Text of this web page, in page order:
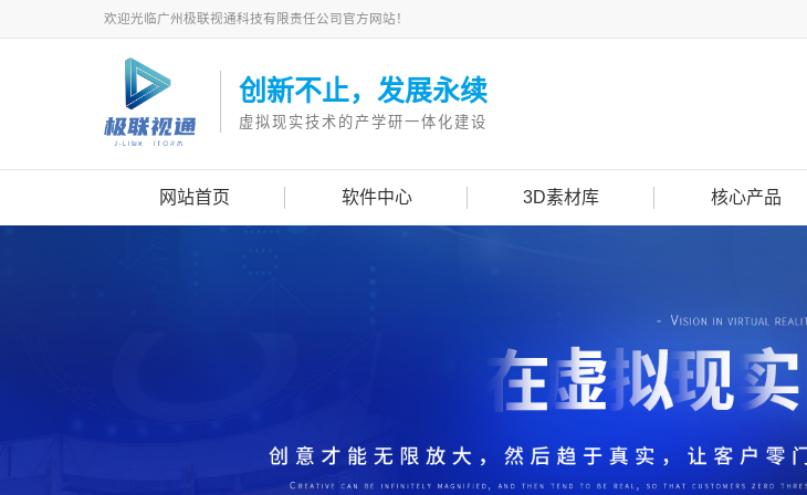
欢迎光临广州极联视通科技有限责任公司官方网站！
创新不止，发展永续
虚拟现实技术的产学研一体化建设
网站首页 软件中心 3D素材库 核心产品